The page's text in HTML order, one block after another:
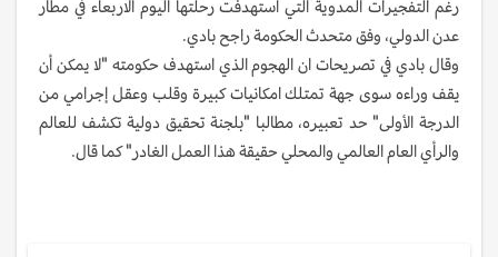
رغم التفجيرات المدوية التي استهدفت رحلتها اليوم الاربعاء في مطار
عدن الدولي، وفق متحدث الحكومة راجح بادي.
وقال بادي في تصريحات ان الهجوم الذي استهدف حكومته "لا يمكن أن
يقف وراءه سوى جهة تمتلك امكانيات كبيرة وقلب وعقل إجرامي من
الدرجة الأولى" حد تعبيره، مطالبا "بلجنة تحقيق دولية تكشف للعالم
والرأي العام العالمي والمحلي حقيقة هذا العمل الغادر" كما قال.